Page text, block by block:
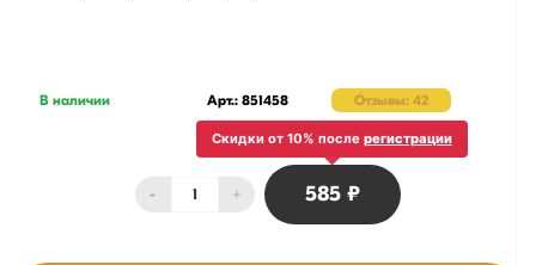
В наличии Арт.: 851458 Отзывы: 42
- + 585 ₽
Скидки от 10% после регистрации